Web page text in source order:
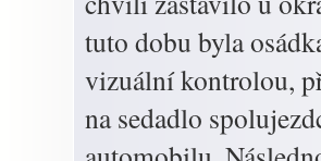
tuto dobu byla
vizuální kontrolou,
na sedadlo